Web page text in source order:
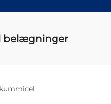
belægninger